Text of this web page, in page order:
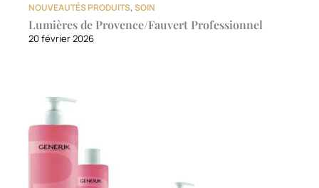
NOUVEAUTÉS PRODUITS,SOIN
Lumières de Provence/Fauvert Professionnel
20 février 2026